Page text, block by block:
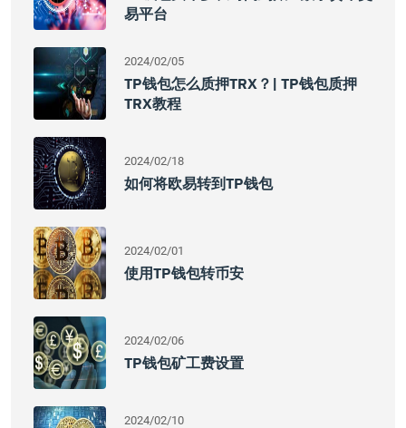
易平台
2024/02/05
TP钱包怎么质押TRX？| TP钱包质押
TRX教程
2024/02/18
如何将欧易转到TP钱包
2024/02/01
使用TP钱包转币安
2024/02/06
TP钱包矿工费设置
2024/02/10